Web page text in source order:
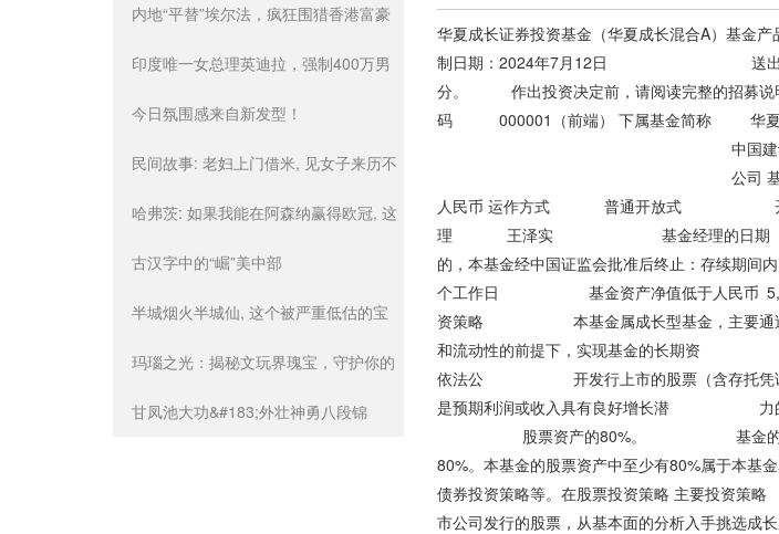
析
内地“平替”埃尔法，疯狂围猎香港富豪
印度唯一女总理英迪拉，强制400万男
性绝育，67岁被两名警卫枪杀
今日氛围感来自新发型！
民间故事: 老妇上门借米, 见女子来历不
明, 她赶紧将男主拉到屋外
哈弗茨: 如果我能在阿森纳赢得欧冠, 这
将意味着更多
古汉字中的“崛”美中部
半城烟火半城仙, 这个被严重低估的宝
藏城市, 你有没有来过?
玛瑙之光：揭秘文玩界瑰宝，守护你的
心灵与财富
甘凤池大功&#183;外壮神勇八段锦
华夏成长证券投资基金
制日期：2024年7月12日 送出日期：
分。 作出投资决定前，请阅读完整的招
码 000001（前端） 下属基金简称
中国建设银行股份有限 基
公司 基金合同生效日
人民币 运作方式 普通开放
理 王泽实 基金经理的
的，本基金经中国证监会批准后终止：存续
个工作日 基金资产净值低于人民币 5,000
资策略 本基金属成长型基金，主要通过
和流动性的前提下，实现基金的长期资
依法公 开发行上市的股票（含存托凭证
是预期利润或收入具有良好增长潜 力的成
股票资产的80%。 基金的投资组
80%。本基金的股票资产中至少有80%
债券投资策略等。在股票投资策略 主要投
市公司发行的股票，从基本面的分析入手挑